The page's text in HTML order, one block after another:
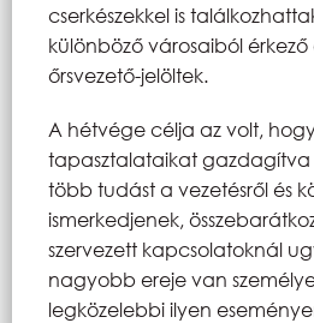
cserkészekkel is
különböző városaiból érkező
őrsvezető-jelöltek.
A hétvége célja az volt,
tapasztalataikat gazdagítva
több tudást a vezetésről és
ismerkedjenek,
szervezett kapcsolatoknál
nagyobb ereje van
legközelebbi ilyen